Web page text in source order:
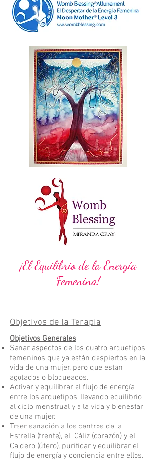
¡El Equilibrio de la Energía
Femenina!
Objetivos de la Terapia
Objetivos Generales
Sanar aspectos de los cuatro arquetipos
femeninos que ya están despiertos en la
vida de una mujer, pero que están
agotados o bloqueados.
Activar y equilibrar el flujo de energía
entre los arquetipos, llevando equilibrio
al ciclo menstrual y a la vida y bienestar
de una mujer.
Traer sanación a los centros de la
Estrella (frente), el Cáliz (corazón) y el
Caldero (útero), purificar y equilibrar el
flujo de energía y conciencia entre ellos.